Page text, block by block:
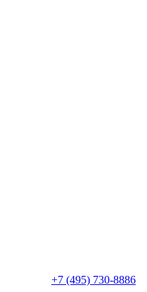
+7 (495) 730-8886